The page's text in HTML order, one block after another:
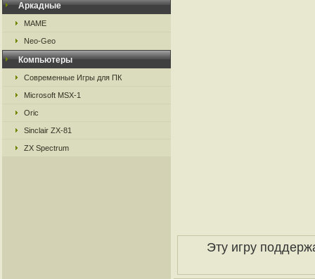
Аркадные
MAME
Neo-Geo
Компьютеры
Современные Игры для ПК
Microsoft MSX-1
Oric
Sinclair ZX-81
ZX Spectrum
Эту игру